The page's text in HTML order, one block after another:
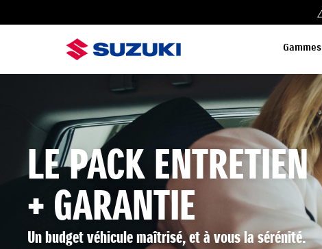
Gammes
LE PACK ENTRETIEN
+ GARANTIE
Un budget véhicule maîtrisé, et à vous la sérénité.